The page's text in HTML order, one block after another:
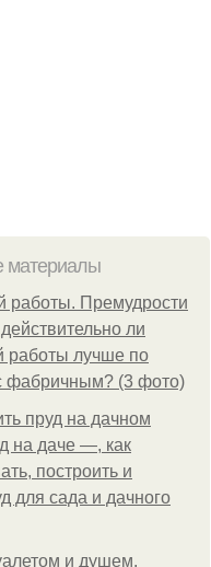
материалы
работы. Премудрости
ли
работы лучше по
фабричным? (3 фото)
пруд на дачном
на даче —, как
построить и
для сада и дачного
и душем.